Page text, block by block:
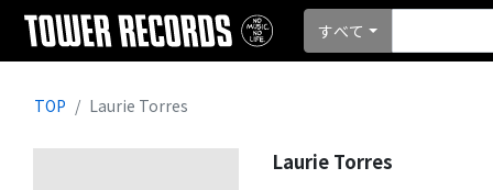
すべて
TOP Laurie Torres
Laurie Torres